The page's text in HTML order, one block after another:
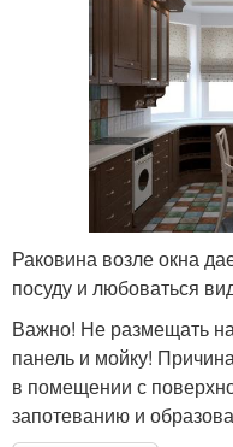
Раковина возле окна
посуду и любоваться
Важно! Не размещать
панель и мойку!
в помещении с
запотеванию и